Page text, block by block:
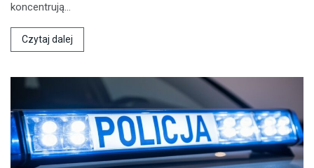
koncentrują…
Czytaj dalej